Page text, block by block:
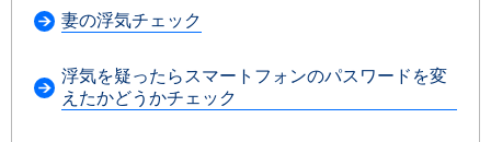
妻の浮気チェック
浮気を疑ったらスマートフォンのパスワードを変
えたかどうかチェック